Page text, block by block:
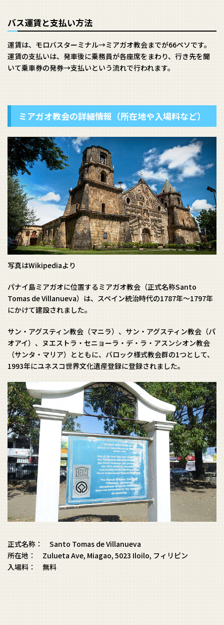
バス運賃と支払い方法
運賃は、モロバスターミナル→ミアガオ教会までが66ペソです。
運賃の支払いは、発車後に乗務員が各座席をまわり、行き先を聞
いて乗車券の発券→支払いという流れで行われます。
ミアガオ教会の詳細情報（所在地や入場料など）
写真はWikipediaより
パナイ島ミアガオに位置するミアガオ教会（正式名称Santo
Tomas de Villanueva）は、スペイン統治時代の1787年〜1797年
にかけて建設されました。
サン・アグスティン教会（マニラ）、サン・アグスティン教会（パ
オアイ）、ヌエストラ・セニョーラ・デ・ラ・アスンシオン教会
（サンタ・マリア）とともに、バロック様式教会群の1つとして、
1993年にユネスコ世界文化遺産登録に登録されました。
正式名称： Santo Tomas de Villanueva
所在地： Zulueta Ave, Miagao, 5023 Iloilo, フィリピン
入場料： 無料